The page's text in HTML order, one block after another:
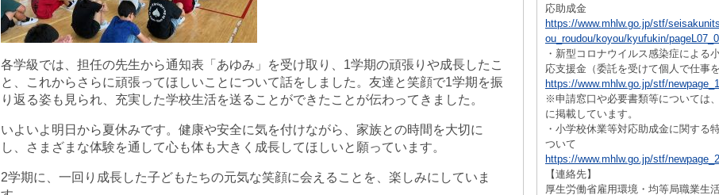
各学級では、担任の先生から通知表「あゆみ」を受け取り、1学期の頑張りや成長したこ
と、これからさらに頑張ってほしいことについて話をしました。友達と笑顔で1学期を振
り返る姿も見られ、充実した学校生活を送ることができたことが伝わってきました。
いよいよ明日から夏休みです。健康や安全に気を付けながら、家族との時間を大切に
し、さまざまな体験を通して心も体も大きく成長してほしいと願っています。
2学期に、一回り成長した子どもたちの元気な笑顔に会えることを、楽しみにしていま
応助成金
https://www.mhlw.go.jp/stf/
ou_roudou/koyou/kyufukin/
・新型コロナウイルス感染症による
応支援金（委託を受けて個人で仕事
https://www.mhlw.go.jp/stf/
※申請窓口や必要書類等については
に掲載しています。
・小学校休業等対応助成金に関する
ついて
https://www.mhlw.go.jp/stf/
【連絡先】
厚生労働省雇用環境・均等局職業生